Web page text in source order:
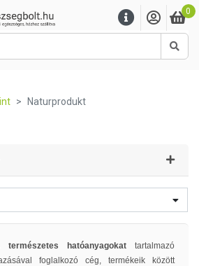
0
Naturprodukt
természetes hatóanyagokattartalmazó
foglalkozó cég, termékeik között